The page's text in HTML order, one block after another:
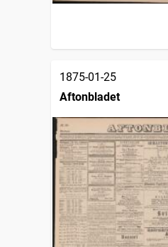
1875-01-25
Aftonbladet